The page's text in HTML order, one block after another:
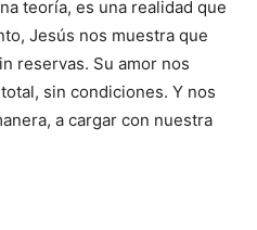
teoría, es una realidad que
Jesús nos muestra que
reservas. Su amor nos
sin condiciones. Y nos
a cargar con nuestra